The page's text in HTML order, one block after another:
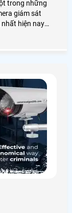
trong những
giám sát
hiện nay.